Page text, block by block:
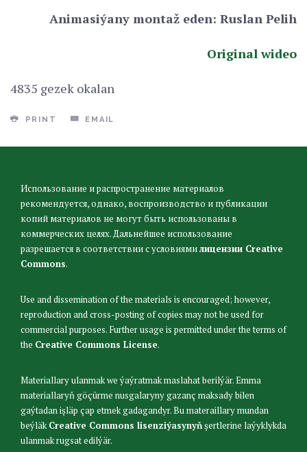
Animasiýany montaž eden: Ruslan Pelih
Original wideo
4835 gezek okalan
PRINT EMAIL
Использование и распространение материалов
рекомендуется, однако, воспроизводство и публикации
копий материалов не могут быть использованы в
коммерческих целях. Дальнейшее использование
разрешается в соответствии с условиямилицензии Creative
Commons.
Use and dissemination of the materials is encouraged; however,
reproduction and cross-posting of copies may not be used for
commercial purposes. Further usage is permitted under the terms of
the Creative Commons License.
Materiallary ulanmak we ýaýratmak maslahat berilýär. Emma
materiallaryň göçürme nusgalaryny gazanç maksady bilen
gaýtadan işläp çap etmek gadagandyr. Bu materaillary mundan
beýläkCreative Commons lisenziýasynyňşertlerine laýyklykda
ulanmak rugsat edilýär.